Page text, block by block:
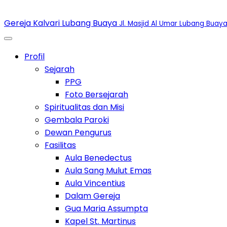
Gereja Kalvari Lubang Buaya Jl. Masjid Al Umar Lubang Buaya
Toggle Dropdown
Profil
Toggle Dropdown
Sejarah
PPG
Foto Bersejarah
Spiritualitas dan Misi
Gembala Paroki
Dewan Pengurus
Toggle Dropdown
Fasilitas
Aula Benedectus
Aula Sang Mulut Emas
Aula Vincentius
Dalam Gereja
Gua Maria Assumpta
Kapel St. Martinus